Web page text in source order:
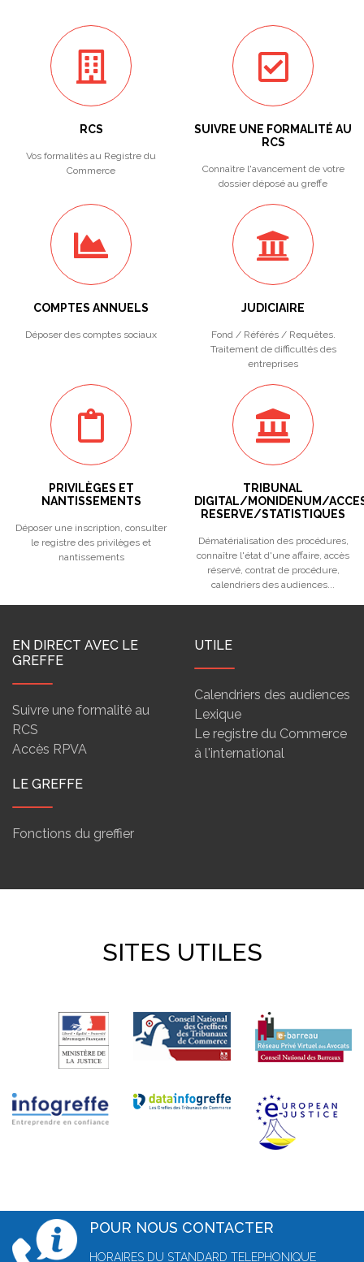
RCS
Vos formalités au Registre du
Commerce
SUIVRE UNE FORMALITÉ AU
RCS
Connaître l'avancement de votre
dossier déposé au greffe
COMPTES ANNUELS
Déposer des comptes sociaux
JUDICIAIRE
Fond / Référés / Requêtes.
Traitement de difficultés des
entreprises
PRIVILÈGES ET
NANTISSEMENTS
Déposer une inscription, consulter
le registre des privilèges et
nantissements
TRIBUNAL
DIGITAL/MONIDENUM/
RESERVE/STATISTIQUES
Dématérialisation des procédures,
connaître l'état d'une affaire, accès
réservé, contrat de procédure,
calendriers des audiences...
EN DIRECT AVEC LE
GREFFE
Suivre une formalité au
RCS
Accès RPVA
UTILE
Calendriers des audiences
Lexique
Le registre du Commerce
à l'international
LE GREFFE
Fonctions du greffier
SITES UTILES
POUR NOUS CONTACTER
HORAIRES DU STANDARD TELEPHONIQUE